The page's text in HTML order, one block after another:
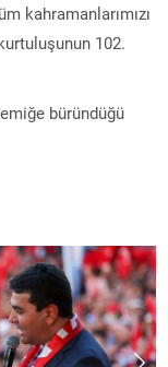
kahramanlarımızı
102.
büründüğü